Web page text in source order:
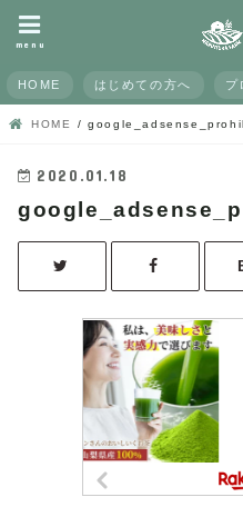
menu
HOME はじめての方へ プ
HOME
2020.01.18